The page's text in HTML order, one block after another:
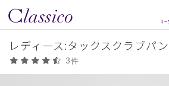
レディース:タックスクラブパ
3件